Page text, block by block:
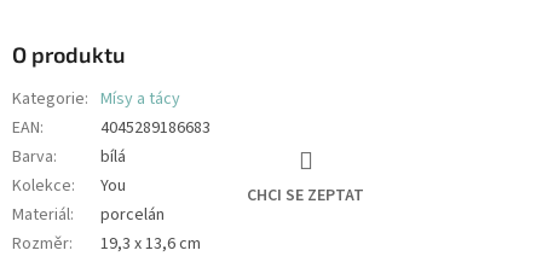
O produktu
Kategorie: Mísy a tácy
EAN:
4045289186683
Barva:
bílá
Kolekce:
You
Materiál:
porcelán
Rozměr: 19,3 x 13,6 cm
CHCI SE ZEPTAT